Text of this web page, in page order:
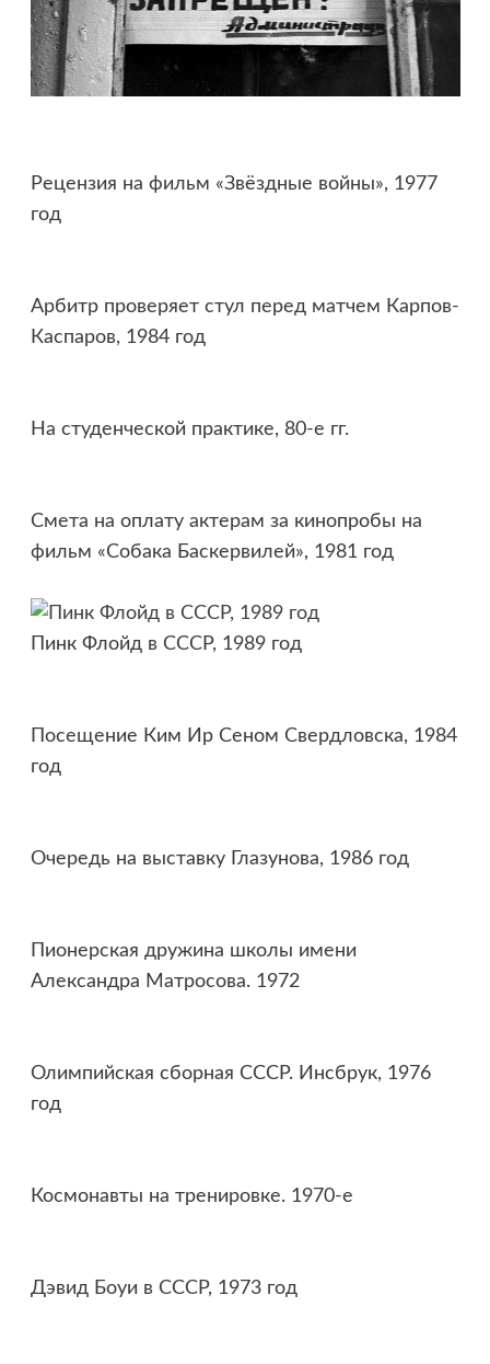
Рецензия на фильм «Звёздные войны», 1977
год
Арбитр проверяет стул перед матчем Карпов-
Каспаров, 1984 год
На студенческой практике, 80-е гг.
Смета на оплату актерам за кинопробы на
фильм «Собака Баскервилей», 1981 год
Пинк Флойд в СССР, 1989 год
Посещение Ким Ир Сеном Свердловска, 1984
год
Очередь на выставку Глазунова, 1986 год
Пионерская дружина школы имени
Александра Матросова. 1972
Олимпийская сборная СССР. Инсбрук, 1976
год
Космонавты на тренировке. 1970-е
Дэвид Боуи в СССР, 1973 год